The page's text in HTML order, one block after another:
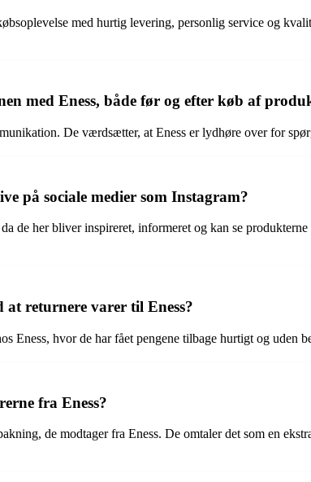
med hurtig levering, personlig service og
med Eness, både før og efter køb af
De værdsætter, at Eness er lydhøre over for
på sociale medier som Instagram?
de her bliver inspireret, informeret og kan se
returnere varer til Eness?
Eness, hvor de har fået pengene tilbage hurtigt og
fra Eness?
de modtager fra Eness. De omtaler det som en